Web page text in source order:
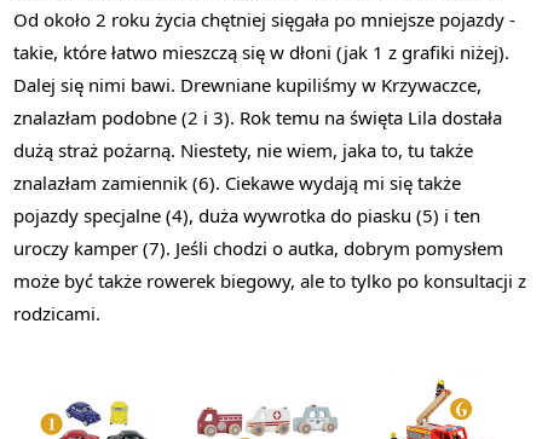
Od około 2 roku życia chętniej sięgała po mniejsze pojazdy -
takie, które łatwo mieszczą się w dłoni (jak 1 z grafiki niżej).
Dalej się nimi bawi. Drewniane kupiliśmy w Krzywaczce,
znalazłam podobne (2 i 3). Rok temu na święta Lila dostała
dużą straż pożarną. Niestety, nie wiem, jaka to, tu także
znalazłam zamiennik (6). Ciekawe wydają mi się także
pojazdy specjalne (4), duża wywrotka do piasku (5) i ten
uroczy kamper (7). Jeśli chodzi o autka, dobrym pomysłem
może być także rowerek biegowy, ale to tylko po konsultacji z
rodzicami.